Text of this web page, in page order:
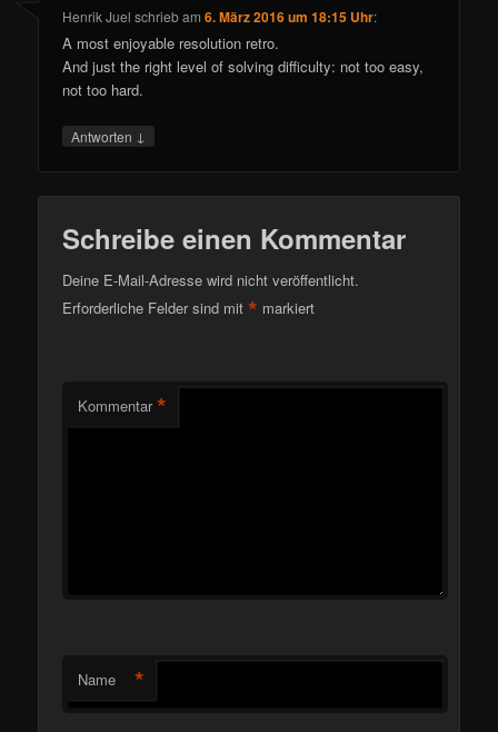
Henrik Juel schriebam6. März 2016 um 18:15 Uhr:
A most enjoyable resolution retro.
And just the right level of solving difficulty: not too easy,
not too hard.
Antworten ↓
Schreibe einen Kommentar
Deine E-Mail-Adresse wird nicht veröffentlicht.
Erforderliche Felder sind mit* markiert
Kommentar *
Name *